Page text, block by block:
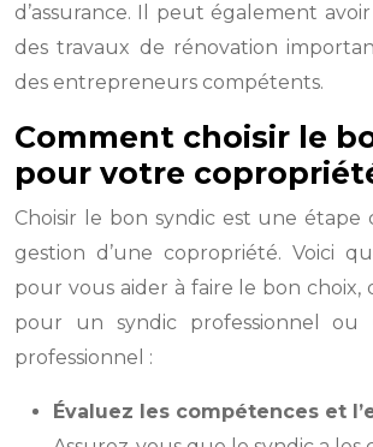
d’assurance. Il peut également
des travaux de rénovation
des entrepreneurs compétents.
Comment choisir le
pour votre
Choisir le bon syndic est une étape
gestion d’une copropriété. Voici
pour vous aider à faire le bon choix,
pour un syndic professionnel ou
professionnel :
Évaluez les compétences et